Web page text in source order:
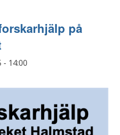
på
- 14:00